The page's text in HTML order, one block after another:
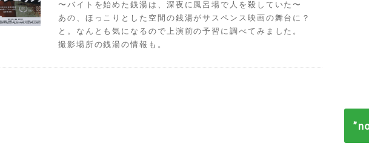
〜バイトを始めた銭湯は、深夜に風呂場で人を殺していた〜
あの、ほっこりとした空間の銭湯がサスペンス映画の舞台に？
と。なんとも気になるので上演前の予習に調べてみました。
撮影場所の銭湯の情報も。